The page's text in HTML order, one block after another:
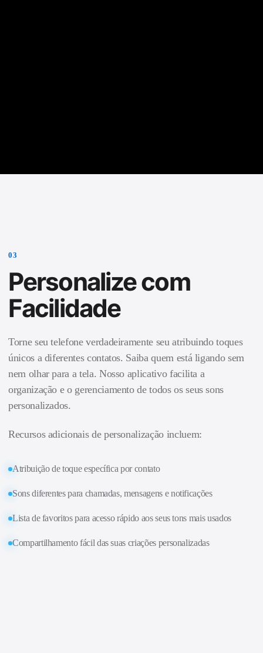
03
Personalize com
Facilidade
Torne seu telefone verdadeiramente seu atribuindo toques
únicos a diferentes contatos. Saiba quem está ligando sem
nem olhar para a tela. Nosso aplicativo facilita a
organização e o gerenciamento de todos os seus sons
personalizados.
Recursos adicionais de personalização incluem:
Atribuição de toque específica por contato
Sons diferentes para chamadas, mensagens e notificações
Lista de favoritos para acesso rápido aos seus tons mais usados
Compartilhamento fácil das suas criações personalizadas